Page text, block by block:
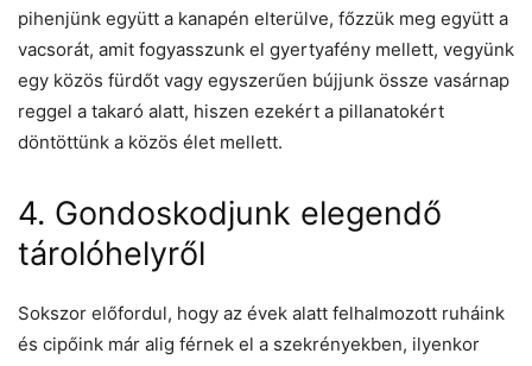
pihenjünk együtt a kanapén elterülve, főzzük meg együtt a
vacsorát, amit fogyasszunk el gyertyafény mellett, vegyünk
egy közös fürdőt vagy egyszerűen bújjunk össze vasárnap
reggel a takaró alatt, hiszen ezekért a pillanatokért
döntöttünk a közös élet mellett.
4. Gondoskodjunk elegendő
tárolóhelyről
Sokszor előfordul, hogy az évek alatt felhalmozott ruháink
és cipőink már alig férnek el a szekrényekben, ilyenkor